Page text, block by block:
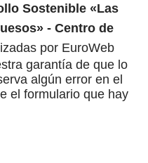
Sostenible «Las
- Centro de
por EuroWeb
garantía de que lo
algún error en el
el formulario que hay